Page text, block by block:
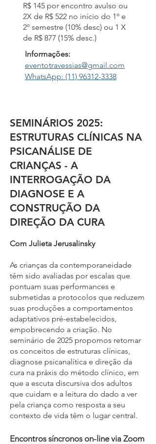
R$ 145 por encontro avulso ou
2X de R$ 522 no início do 1º e
2º semestre (10% desc) ou 1 X
de R$ 877 (15% desc.)
Informações:
eventotravessias@gmail.com
WhatsApp: (11) 96312-3338
SEMINÁRIOS 2025:
ESTRUTURAS CLÍNICAS NA
PSICANÁLISE DE
CRIANÇAS - A
INTERROGAÇÃO DA
DIAGNOSE E A
CONSTRUÇÃO DA
DIREÇÃO DA CURA​
Com Julieta Jerusalinsky
As crianças da contemporaneidade
têm sido avaliadas por escalas que
pontuam suas performances e
submetidas a protocolos que reduzem
suas produções a comportamentos
adaptativos pré-estabelecidos,
empobrecendo a criação. No
seminário de 2025 propomos retomar
os conceitos de estruturas clínicas,
diagnose psicanalítica e direção da
cura na práxis do método clínico, em
que a escuta discursiva dos adultos
que cuidam e a leitura do dado a ver
pela criança como resposta a seu
contexto de vida têm o lugar central.
Encontros síncronos on-line via Zoom